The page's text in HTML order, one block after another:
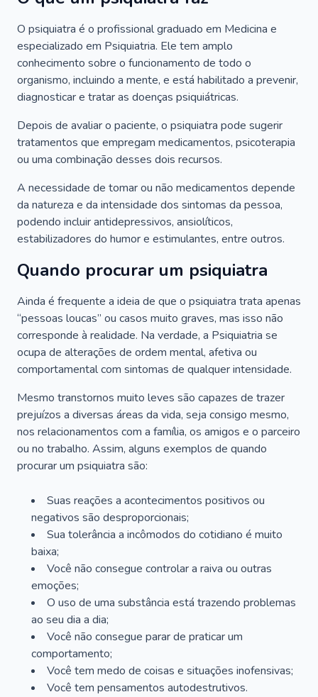
O psiquiatra é o profissional graduado em Medicina e
especializado em Psiquiatria. Ele tem amplo
conhecimento sobre o funcionamento de todo o
organismo, incluindo a mente, e está habilitado a prevenir,
diagnosticar e tratar as doenças psiquiátricas.
Depois de avaliar o paciente, o psiquiatra pode sugerir
tratamentos que empregam medicamentos, psicoterapia
ou uma combinação desses dois recursos.
A necessidade de tomar ou não medicamentos depende
da natureza e da intensidade dos sintomas da pessoa,
podendo incluir antidepressivos, ansiolíticos,
estabilizadores do humor e estimulantes, entre outros.
Quando procurar um psiquiatra
Ainda é frequente a ideia de que o psiquiatra trata apenas
“pessoas loucas” ou casos muito graves, mas isso não
corresponde à realidade. Na verdade, a Psiquiatria se
ocupa de alterações de ordem mental, afetiva ou
comportamental com sintomas de qualquer intensidade.
Mesmo transtornos muito leves são capazes de trazer
prejuízos a diversas áreas da vida, seja consigo mesmo,
nos relacionamentos com a família, os amigos e o parceiro
ou no trabalho. Assim, alguns exemplos de quando
procurar um psiquiatra são:
Suas reações a acontecimentos positivos ou
negativos são desproporcionais;
Sua tolerância a incômodos do cotidiano é muito
baixa;
Você não consegue controlar a raiva ou outras
emoções;
O uso de uma substância está trazendo problemas
ao seu dia a dia;
Você não consegue parar de praticar um
comportamento;
Você tem medo de coisas e situações inofensivas;
Você tem pensamentos autodestrutivos.